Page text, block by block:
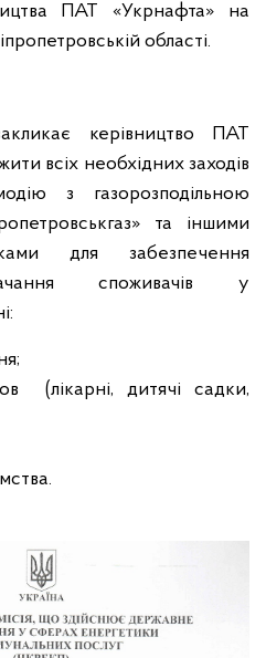
ПАТ «Укрнафта» на
області.
керівництво ПАТ
всіх необхідних заходів
з газорозподільною
та іншими
для забезпечення
споживачів у
(лікарні, дитячі садки,